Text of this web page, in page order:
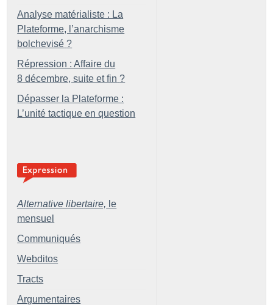
Analyse matérialiste : La
Plateforme, l’anarchisme
bolchevisé ?
Répression : Affaire du
8 décembre, suite et fin ?
Dépasser la Plateforme :
L’unité tactique en question
Alternative libertaire, le
mensuel
Communiqués
Webditos
Tracts
Argumentaires